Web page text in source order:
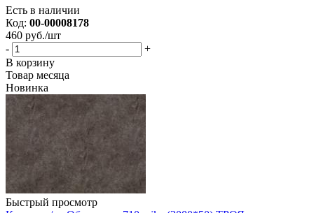
Есть в наличии
Код: 00-00008178
460 руб./шт
-
+
В корзину
Товар месяца
Новинка
Быстрый просмотр